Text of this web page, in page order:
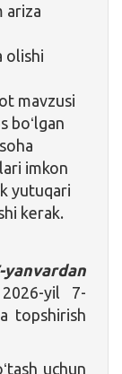
ariza
olishi
mavzusi
boʻlgan
imkon
yutuqari
kerak.
yanvardan
yil 7-
topshirish
uchun